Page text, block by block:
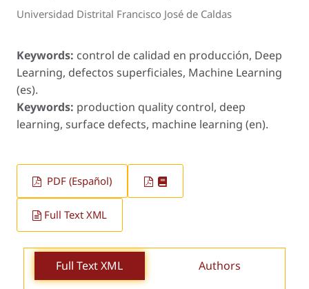
Universidad Distrital Francisco José de Caldas
Keywords: control de calidad en producción, Deep
Learning, defectos superficiales, Machine Learning
(es).
Keywords: production quality control, deep
learning, surface defects, machine learning (en).
PDF (Español)
Full Text XML
Full Text XML Authors